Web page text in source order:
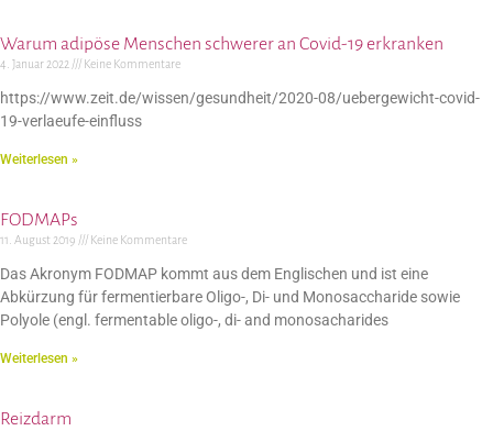
Warum adipöse Menschen schwerer an Covid-19 erkranken
4. Januar 2022 Keine Kommentare
https://www.zeit.de/wissen/gesundheit/2020-08/uebergewicht-covid-
19-verlaeufe-einfluss
Weiterlesen »
FODMAPs
11. August 2019 Keine Kommentare
Das Akronym FODMAP kommt aus dem Englischen und ist eine
Abkürzung für fermentierbare Oligo-, Di- und Monosaccharide sowie
Polyole (engl. fermentable oligo-, di- and monosacharides
Weiterlesen »
Reizdarm